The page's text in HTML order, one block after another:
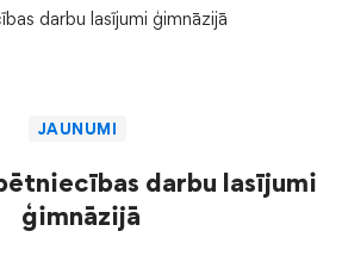
darbu lasījumi ģimnāzijā
JAUNUMI
darbu lasījumi
ģimnāzijā